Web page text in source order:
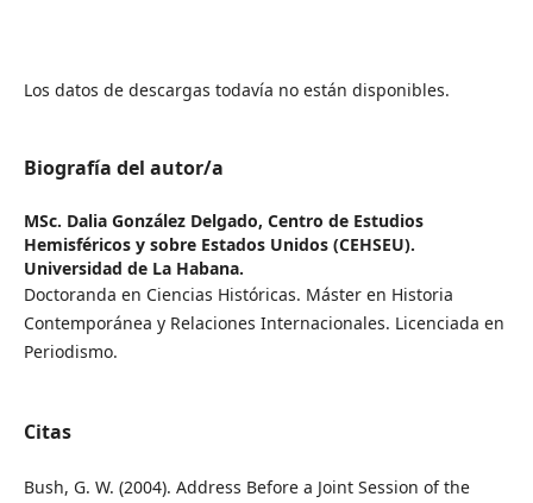
Los datos de descargas todavía no están disponibles.
Biografía del autor/a
MSc. Dalia González Delgado, Centro de Estudios
Hemisféricos y sobre Estados Unidos (CEHSEU).
Universidad de La Habana.
Doctoranda en Ciencias Históricas. Máster en Historia
Contemporánea y Relaciones Internacionales. Licenciada en
Periodismo.
Citas
Bush, G. W. (2004). Address Before a Joint Session of the